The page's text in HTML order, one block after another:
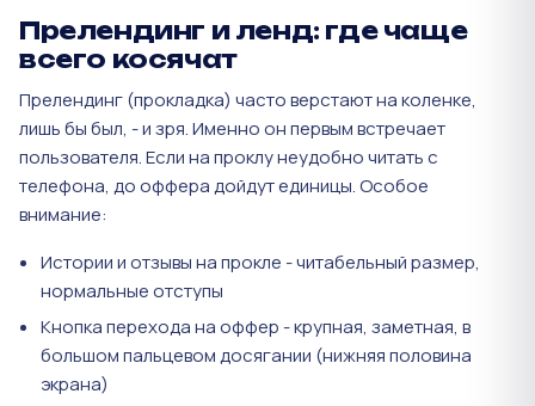
Прелендинг и ленд: где чаще
всего косячат
Прелендинг (прокладка) часто верстают на коленке,
лишь бы был, - и зря. Именно он первым встречает
пользователя. Если на проклу неудобно читать с
телефона, до оффера дойдут единицы. Особое
внимание:
Истории и отзывы на прокле - читабельный размер,
нормальные отступы
Кнопка перехода на оффер - крупная, заметная, в
большом пальцевом досягании (нижняя половина
экрана)